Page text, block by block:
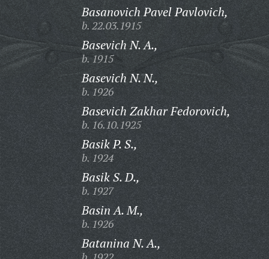
Basanovich Pavel Pavlovich,
b. 22.03.1915
Basevich N. A.,
b. 1915
Basevich N. N.,
b. 1926
Basevich Zakhar Fedorovich,
b. 16.10.1925
Basik P. S.,
b. 1924
Basik S. D.,
b. 1927
Basin A. M.,
b. 1926
Batanina N. A.,